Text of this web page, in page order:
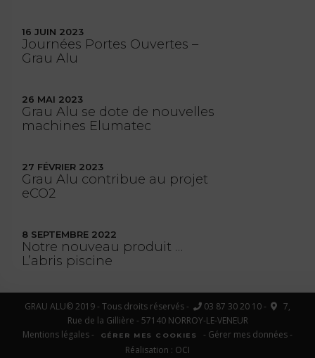
16 JUIN 2023
Journées Portes Ouvertes –
Grau Alu
26 MAI 2023
Grau Alu se dote de nouvelles
machines Elumatec
27 FÉVRIER 2023
Grau Alu contribue au projet
eCO2
8 SEPTEMBRE 2022
Notre nouveau produit …
L’abris piscine
GRAU ALU© 2019 - Tous droits réservés - 03 87 30 20 10 -
7,
Rue de la Gillière - 57140 NORROY-LE-VENEUR
Mentions légales- GÉRER MES COOKIES - Gérer mes données-
Réalisation : OCI